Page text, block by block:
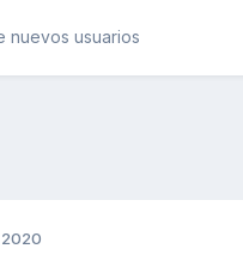
nuevos usuarios
2020